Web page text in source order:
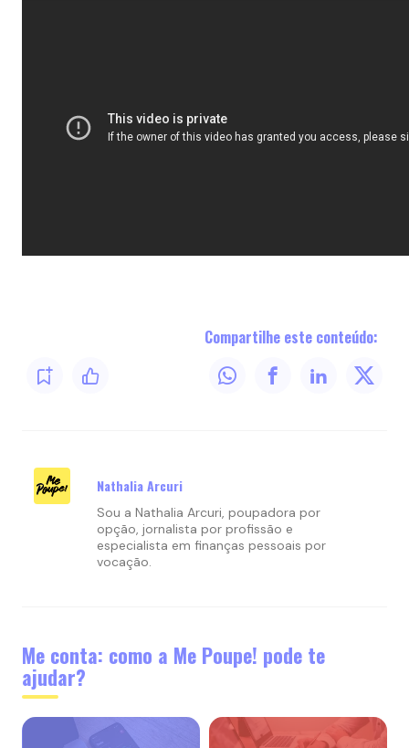
Compartilhe este conteúdo:
Nathalia Arcuri
Sou a Nathalia Arcuri, poupadora por
opção, jornalista por profissão e
especialista em finanças pessoais por
vocação.
Me conta: como a Me Poupe! pode te
ajudar?